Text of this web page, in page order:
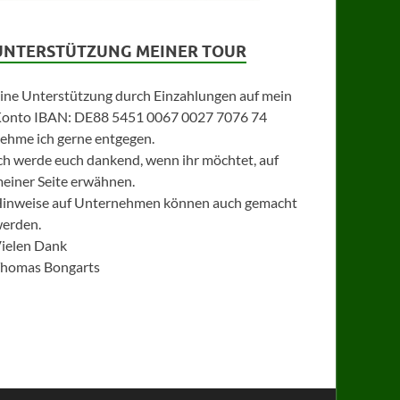
MEINER TOUR
Unterstützung durch Einzahlungen auf mein
IBAN: DE88 5451 0067 0027 7076 74
ich gerne entgegen.
werde euch dankend, wenn ihr möchtet, auf
Seite erwähnen.
auf Unternehmen können auch gemacht
Dank
Bongarts